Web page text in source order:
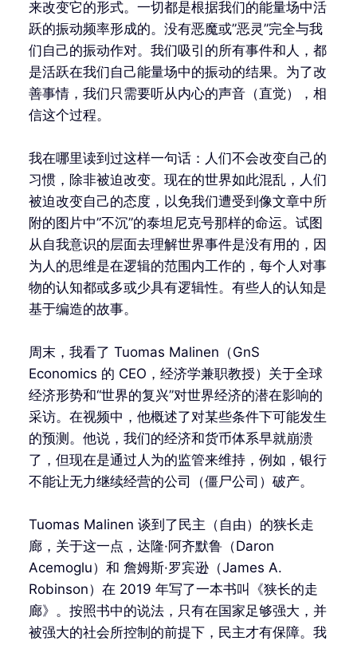
来改变它的形式。一切都是根据我们的能量场中活
跃的振动频率形成的。没有恶魔或”恶灵”完全与我
们自己的振动作对。我们吸引的所有事件和人，都
是活跃在我们自己能量场中的振动的结果。为了改
善事情，我们只需要听从内心的声音（直觉），相
信这个过程。
我在哪里读到过这样一句话：人们不会改变自己的
习惯，除非被迫改变。现在的世界如此混乱，人们
被迫改变自己的态度，以免我们遭受到像文章中所
附的图片中”不沉”的泰坦尼克号那样的命运。试图
从自我意识的层面去理解世界事件是没有用的，因
为人的思维是在逻辑的范围内工作的，每个人对事
物的认知都或多或少具有逻辑性。有些人的认知是
基于编造的故事。
周末，我看了 Tuomas Malinen（GnS
Economics 的 CEO，经济学兼职教授）关于全球
经济形势和“世界的复兴”对世界经济的潜在影响的
采访。在视频中，他概述了对某些条件下可能发生
的预测。他说，我们的经济和货币体系早就崩溃
了，但现在是通过人为的监管来维持，例如，银行
不能让无力继续经营的公司（僵尸公司）破产。
Tuomas Malinen 谈到了民主（自由）的狭长走
廊，关于这一点，达隆·阿齐默鲁（Daron
Acemoglu）和 詹姆斯·罗宾逊（James A.
Robinson）在 2019 年写了一本书叫《狭长的走
廊》。按照书中的说法，只有在国家足够强大，并
被强大的社会所控制的前提下，民主才有保障。我